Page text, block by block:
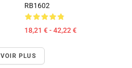
RB1602
18,21 € - 42,22 €
VOIR PLUS